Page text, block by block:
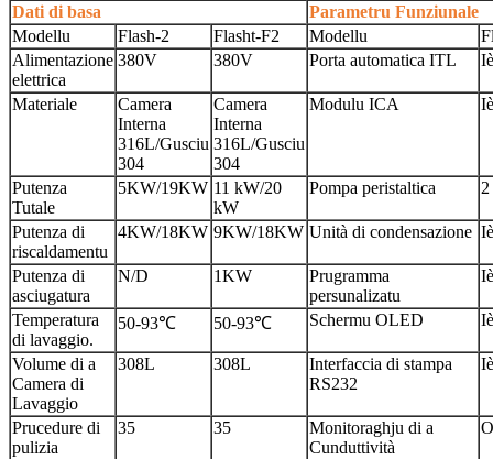
Dati di basa
Parametru Funziunale
Modellu
Flash-2 Flasht-F2 Modellu
Alimentazione
elettrica
380V 380V Porta automatica ITL Iè
Materiale
Camera
Interna
316L/Gusciu
304
Camera
Interna
316L/Gusciu
304
Modulu ICA Iè
Putenza
Tutale
5KW/19KW 11 kW/20
kW
Pompa peristaltica 2
Putenza di
riscaldamentu
4KW/18KW 9KW/18KW Unità di condensazione Iè
Putenza di
asciugatura
N/D 1KW
Prugramma
persunalizatu
Iè
Temperatura
di lavaggio.
50-93℃ 50-93℃ Schermu OLED Iè
Volume di a
Camera di
Lavaggio
308L 308L
Interfaccia di stampa
RS232
Iè
Prucedure di
pulizia
35 35
Monitoraghju di a
Cunduttività